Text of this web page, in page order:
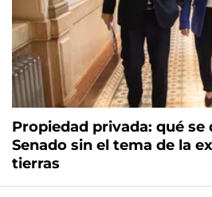
Propiedad privada: qué se
Senado sin el tema de la
tierras